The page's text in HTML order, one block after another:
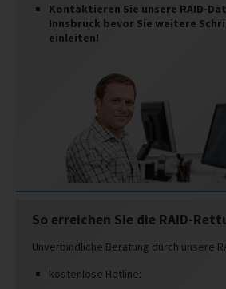
Kontaktieren Sie unsere RAID-
Innsbruck bevor Sie weitere
einleiten!
So erreichen Sie die RAID-
Unverbindliche Beratung durch unsere
kostenlose Hotline: